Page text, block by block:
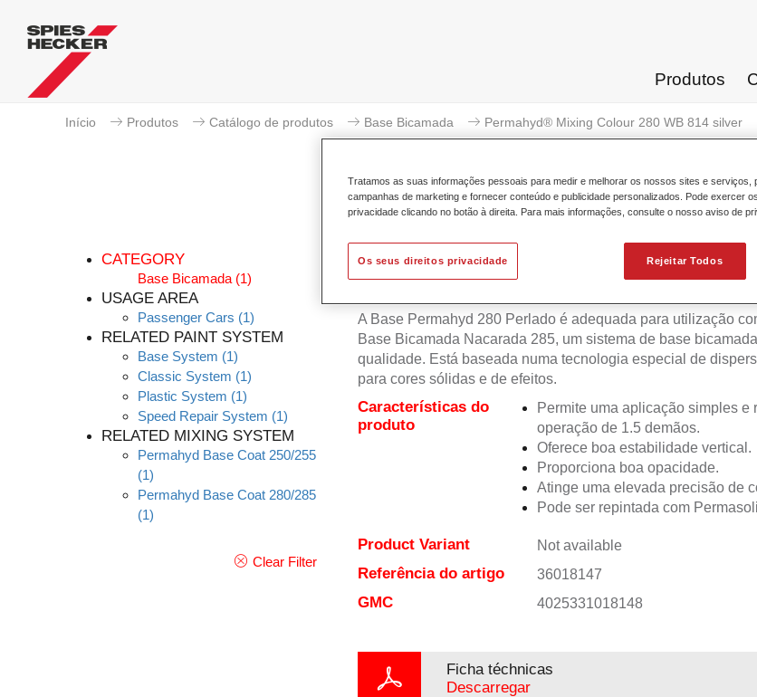
Produtos
Início Produtos Catálogo de produtos Base Bicamada Permahyd® Mixing Colour 280 WB 814 silver
CATEGORY
Base Bicamada (1)
USAGE AREA
Passenger Cars (1)
RELATED PAINT SYSTEM
Base System (1)
Classic System (1)
Plastic System (1)
Speed Repair System (1)
RELATED MIXING SYSTEM
Permahyd Base Coat 250/255
(1)
Permahyd Base Coat 280/285
(1)
Clear Filter
Permahyd® Mixing
A Base Permahyd 280 Perlado é adequada para utilização
Base Bicamada Nacarada 285, um sistema de base
qualidade. Está baseada numa tecnologia especial de
para cores sólidas e de efeitos.
Características do
produto
Permite uma aplicação simples e
operação de 1.5 demãos.
Oferece boa estabilidade vertical.
Proporciona boa opacidade.
Atinge uma elevada precisão de
Pode ser repintada com
Product Variant Not available
Referência do artigo 36018147
GMC 4025331018148
Ficha téchnicas
Descarregar
Tratamos as suas informações pessoais para medir e melhorar os nossos sites e serviços,
campanhas de marketing e fornecer conteúdo e publicidade personalizados. Pode exercer
privacidade clicando no botão à direita. Para mais informações, consulte o nosso aviso de
Rejeitar Todos
Os seus direitos privacidade